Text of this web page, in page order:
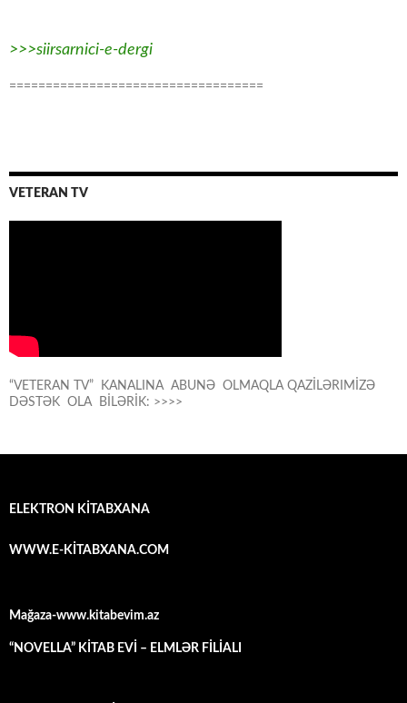
>>>siirsarnici-e-dergi
===================================
VETERAN TV
“VETERAN TV” KANALINA ABUNƏ OLMAQLA QAZİLƏRIMİZƏ
DƏSTƏK OLA BİLƏRİK: >>>>
ELEKTRON KİTABXANA
WWW.E-KİTABXANA.COM
Mağaza-www.kitabevim.az
“NOVELLA” KİTAB EVİ – ELMLƏR FİLİALI